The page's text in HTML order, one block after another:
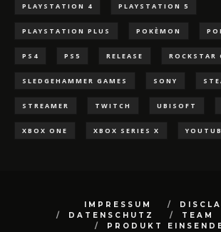
PLAYSTATION 4 PLAYSTATION 5
PLAYSTATION PLUS POKÈMON
PS4 PS5 RELEASE ROCKSTAR
SLEDGEHAMMER GAMES SONY
STREAMER TWITCH UBISOFT
XBOX ONE XBOX SERIES X
IMPRESSUM
DATENSCHUTZ
TEAM
PRODUKT